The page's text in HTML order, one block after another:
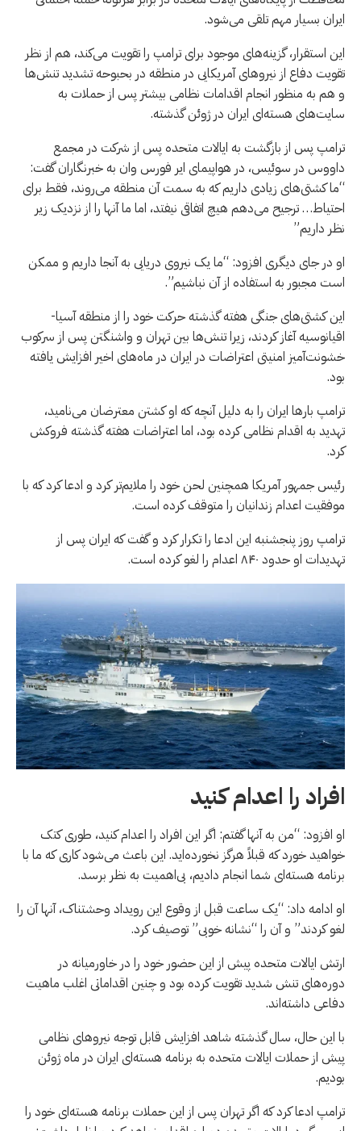
ایران بسیار مهم تلقی می‌شود.
این استقرار، گزینه‌های موجود برای ترامپ را تقویت می‌کند، هم از نظر
تقویت دفاع از نیروهای آمریکایی در منطقه در بحبوحه تشدید تنش‌ها
و هم به منظور انجام اقدامات نظامی بیشتر پس از حملات به
سایت‌های هسته‌ای ایران در ژوئن گذشته.
ترامپ پس از بازگشت به ایالات متحده پس از شرکت در مجمع
داووس در سوئیس، در هواپیمای ایر فورس وان به خبرنگاران گفت:
“ما کشتی‌های زیادی داریم که به سمت آن منطقه می‌روند، فقط برای
احتیاط… ترجیح می‌دهم هیچ اتفاقی نیفتد، اما ما آنها را از نزدیک زیر
نظر داریم”
او در جای دیگری افزود: “ما یک نیروی دریایی به آنجا داریم و ممکن
است مجبور به استفاده از آن نباشیم”.
این کشتی‌های جنگی هفته گذشته حرکت خود را از منطقه آسیا-
اقیانوسیه آغاز کردند، زیرا تنش‌ها بین تهران و واشنگتن پس از سرکوب
خشونت‌آمیز امنیتی اعتراضات در ایران در ماه‌های اخیر افزایش یافته
بود.
ترامپ بارها ایران را به دلیل آنچه که او کشتن معترضان می‌نامید،
تهدید به اقدام نظامی کرده بود، اما اعتراضات هفته گذشته فروکش
کرد.
رئیس جمهور آمریکا همچنین لحن خود را ملایم‌تر کرد و ادعا کرد که با
موفقیت اعدام زندانیان را متوقف کرده است.
ترامپ روز پنجشنبه این ادعا را تکرار کرد و گفت که ایران پس از
تهدیدات او حدود ۸۴۰ اعدام را لغو کرده است.
افراد را اعدام کنید
او افزود: “من به آنها گفتم: اگر این افراد را اعدام کنید، طوری کتک
خواهید خورد که قبلاً هرگز نخورده‌اید. این باعث می‌شود کاری که ما با
برنامه هسته‌ای شما انجام دادیم، بی‌اهمیت به نظر برسد.
او ادامه داد: “یک ساعت قبل از وقوع این رویداد وحشتناک، آنها آن را
لغو کردند” و آن را “نشانه خوبی” توصیف کرد.
ارتش ایالات متحده پیش از این حضور خود را در خاورمیانه در
دوره‌های تنش شدید تقویت کرده بود و چنین اقداماتی اغلب ماهیت
دفاعی داشته‌اند.
با این حال، سال گذشته شاهد افزایش قابل توجه نیروهای نظامی
پیش از حملات ایالات متحده به برنامه هسته‌ای ایران در ماه ژوئن
بودیم.
ترامپ ادعا کرد که اگر تهران پس از این حملات برنامه هسته‌ای خود را